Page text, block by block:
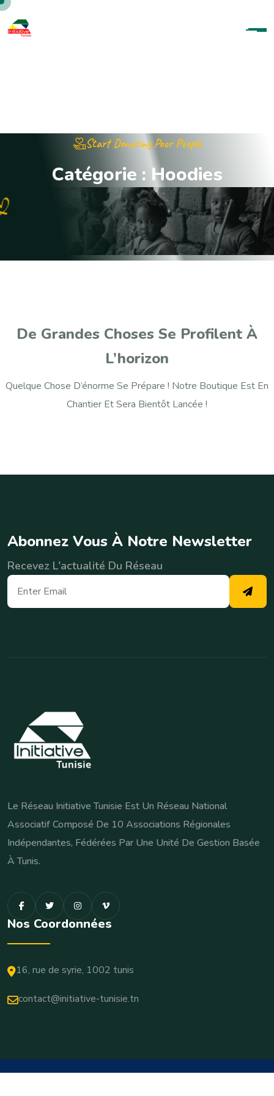
Start Donating Poor People
Catégorie : Hoodies
De Grandes Choses Se Profilent À
L’horizon
Quelque Chose D’énorme Se Prépare ! Notre Boutique Est En
Chantier Et Sera Bientôt Lancée !
Abonnez Vous À Notre Newsletter
Recevez L'actualité Du Réseau
Le Réseau Initiative Tunisie Est Un Réseau National
Associatif Composé De 10 Associations Régionales
Indépendantes, Fédérées Par Une Unité De Gestion Basée
À Tunis.
Nos Coordonnées
16, rue de syrie, 1002 tunis
contact@initiative-tunisie.tn